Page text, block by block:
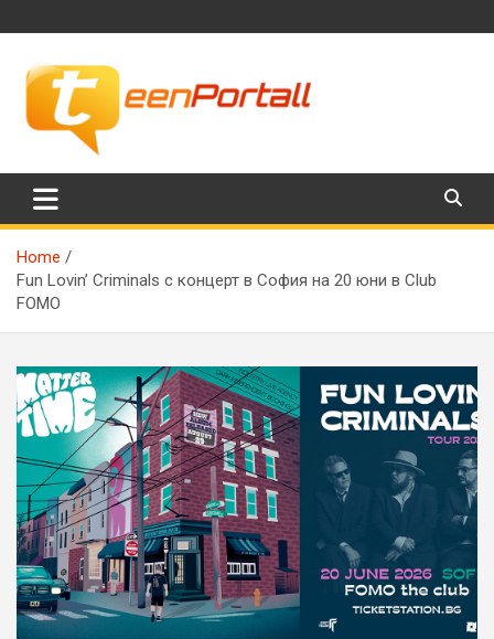
to
TeenPortall
Home
Fun Lovin’ Criminals с концерт в София на 20 юни в Club
FOMO